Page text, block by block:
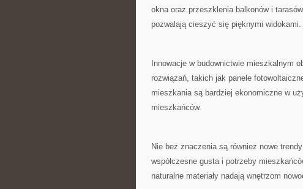
okna ​oraz przeszklenia balkonów i
pozwalają ⁢cieszyć się pięknymi widokami.
Innowacje w budownictwie mieszkalnym
rozwiązań, takich jak ‌panele
mieszkania są bardziej ⁤ekonomiczne w
mieszkańców.
Nie bez ⁤znaczenia są ⁢również nowe
⁢współczesne gusta i potrzeby
naturalne materiały nadają wnętrzom⁤